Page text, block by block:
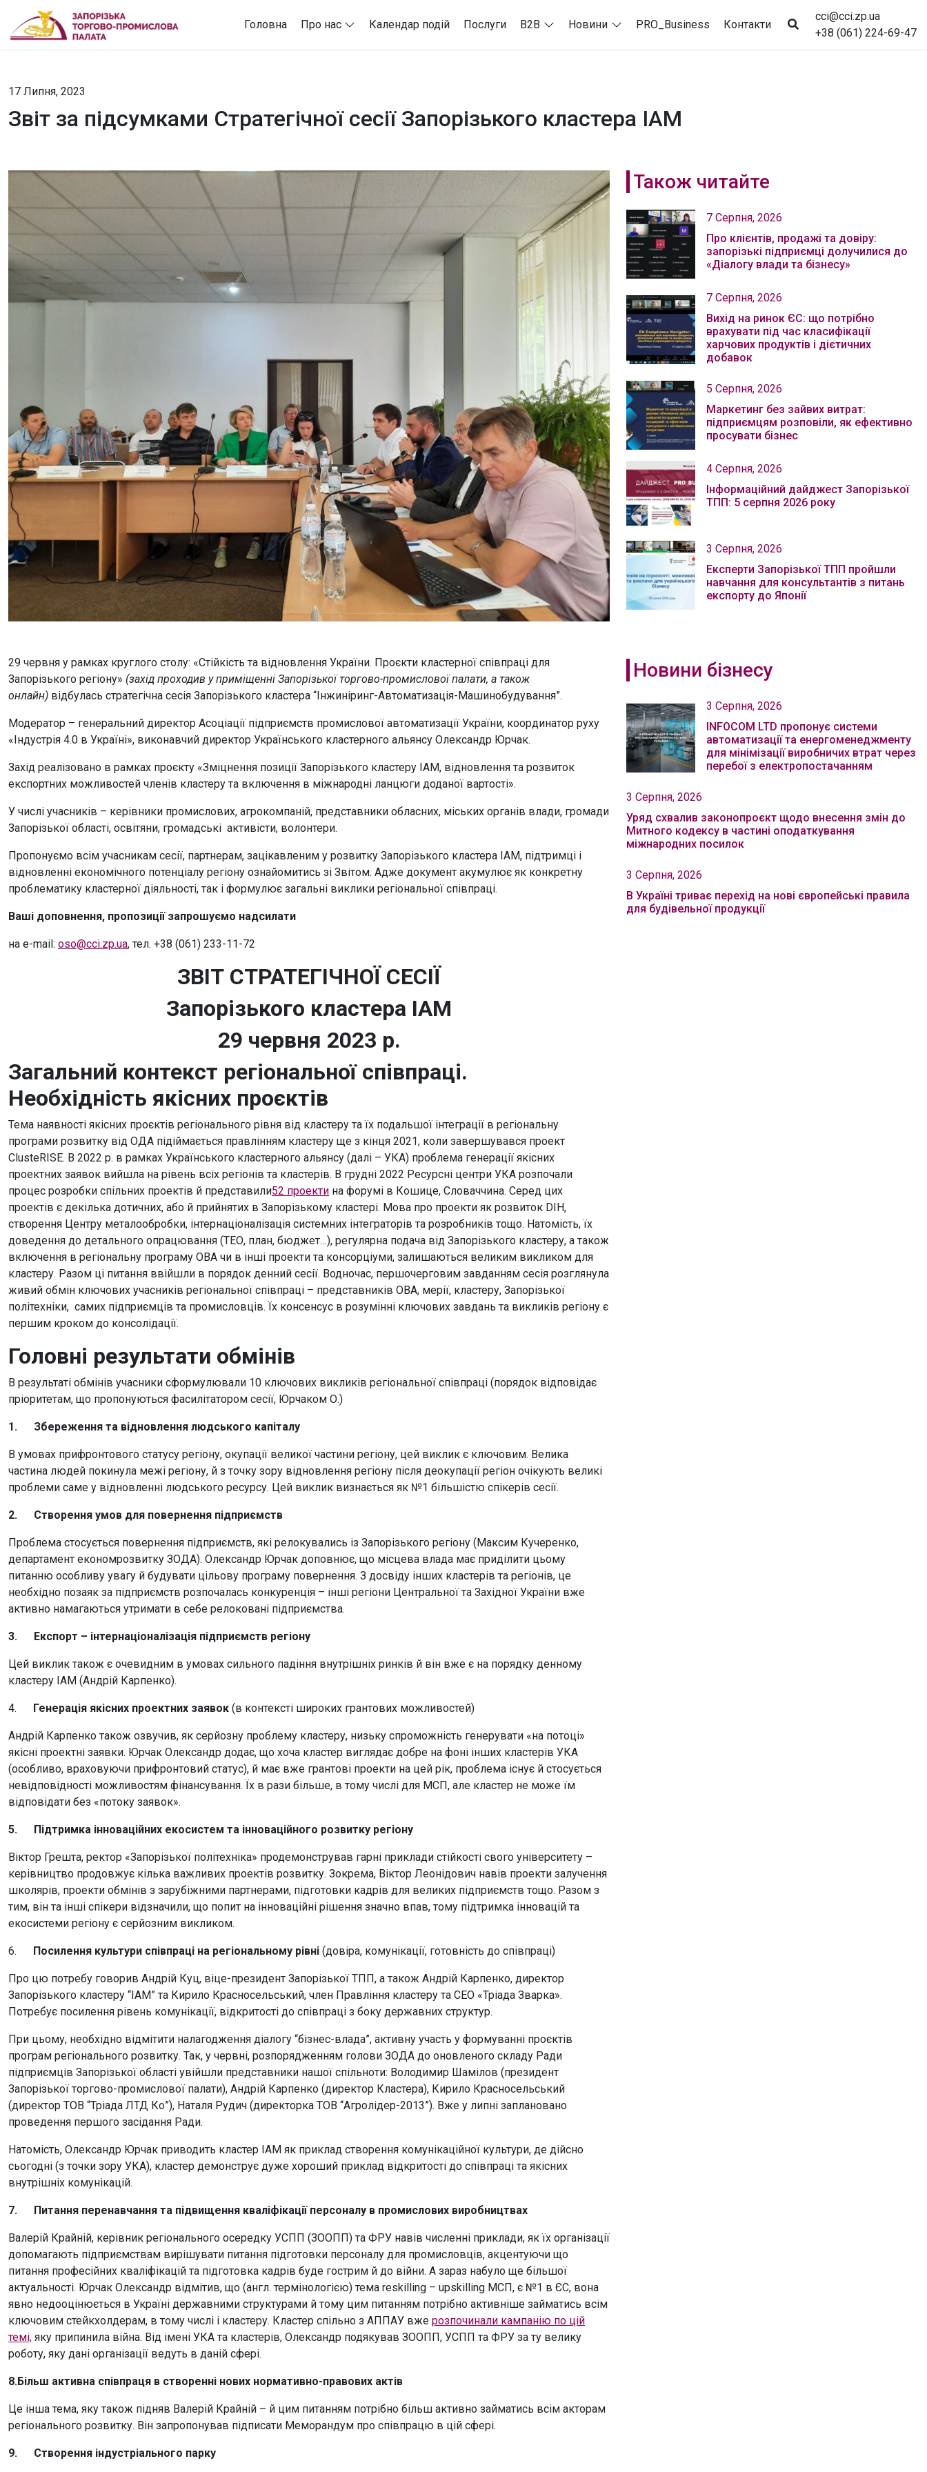
Головна Про нас Календар подій Послуги B2B Новини PRO_Business Контакти
cci@cci.zp.ua
+38 (061) 224-69-47
17 Липня, 2023
Звіт за підсумками Стратегічної сесії Запорізького кластера ІАМ
29 червня у рамках круглого столу: «Стійкість та відновлення України. Проєкти кластерної співпраці для
Запорізького регіону» (захід проходив у приміщенні Запорізької торгово-промислової палати, а також
онлайн) відбулась стратегічна сесія Запорізького кластера “Інжиніринг-Автоматизація-Машинобудування”.
Модератор – генеральний директор Асоціації підприємств промислової автоматизації України, координатор руху
«Індустрія 4.0 в Україні», виконавчий директор Українського кластерного альянсу Олександр Юрчак.
Захід реалізовано в рамках проєкту «Зміцнення позиції Запорізького кластеру ІАМ, відновлення та розвиток
експортних можливостей членів кластеру та включення в міжнародні ланцюги доданої вартості».
У числі учасників – керівники промислових, агрокомпаній, представники обласних, міських органів влади, громади
Запорізької області, освітяни, громадські активісти, волонтери.
Пропонуємо всім учасникам сесії, партнерам, зацікавленим у розвитку Запорізького кластера ІАМ, підтримці і
відновленні економічного потенціалу регіону ознайомитись зі Звітом. Адже документ акумулює як конкретну
проблематику кластерної діяльності, так і формулює загальні виклики регіональної співпраці.
Ваші доповнення, пропозиції запрошуємо надсилати
на e-mail: oso@cci.zp.ua, тел. +38 (061) 233-11-72
ЗВІТ СТРАТЕГІЧНОЇ СЕСІЇ
Запорізького кластера ІАМ
29 червня 2023 р.
Загальний контекст регіональної співпраці.
Необхідність якісних проєктів
Тема наявності якісних проєктів регіонального рівня від кластеру та їх подальшої інтеграції в регіональну
програми розвитку від ОДА підіймається правлінням кластеру ще з кінця 2021, коли завершувався проект
ClusteRISE. В 2022 р. в рамках Українського кластерного альянсу (далі – УКА) проблема генерації якісних
проектних заявок вийшла на рівень всіх регіонів та кластерів. В грудні 2022 Ресурсні центри УКА розпочали
процес розробки спільних проектів й представили52 проекти на форумі в Кошице, Словаччина. Серед цих
проектів є декілька дотичних, або й прийнятих в Запорізькому кластері. Мова про проекти як розвиток DIH,
створення Центру металообробки, інтернаціоналізація системних інтеграторів та розробників тощо. Натомість, їх
доведення до детального опрацювання (ТЕО, план, бюджет…), регулярна подача від Запорізького кластеру, а також
включення в регіональну програму ОВА чи в інші проекти та консорціуми, залишаються великим викликом для
кластеру. Разом ці питання ввійшли в порядок денний сесії. Водночас, першочерговим завданням сесія розглянула
живий обмін ключових учасників регіональної співпраці – представників ОВА, мерії, кластеру, Запорізької
політехніки, самих підприємців та промисловців. Їх консенсус в розумінні ключових завдань та викликів регіону є
першим кроком до консолідації.
Головні результати обмінів
В результаті обмінів учасники сформулювали 10 ключових викликів регіональної співпраці (порядок відповідає
пріоритетам, що пропонуються фасилітатором сесії, Юрчаком О.)
1. Збереження та відновлення людського капіталу
В умовах прифронтового статусу регіону, окупації великої частини регіону, цей виклик є ключовим. Велика
частина людей покинула межі регіону, й з точку зору відновлення регіону після деокупації регіон очікують великі
проблеми саме у відновленні людського ресурсу. Цей виклик визнається як №1 більшістю спікерів сесії.
2. Створення умов для повернення підприємств
Проблема стосується повернення підприємств, які релокувались із Запорізького регіону (Максим Кучеренко,
департамент економрозвитку ЗОДА). Олександр Юрчак доповнює, що місцева влада має приділити цьому
питанню особливу увагу й будувати цільову програму повернення. З досвіду інших кластерів та регіонів, це
необхідно позаяк за підприємств розпочалась конкуренція – інші регіони Центральної та Західної України вже
активно намагаються утримати в себе релоковані підприємства.
3. Експорт – інтернаціоналізація підприємств регіону
Цей виклик також є очевидним в умовах сильного падіння внутрішніх ринків й він вже є на порядку денному
кластеру ІАМ (Андрій Карпенко).
4. Генерація якісних проектних заявок (в контексті широких грантових можливостей)
Андрій Карпенко також озвучив, як серйозну проблему кластеру, низьку спроможність генерувати «на потоці»
якісні проектні заявки. Юрчак Олександр додає, що хоча кластер виглядає добре на фоні інших кластерів УКА
(особливо, враховуючи прифронтовий статус), й має вже грантові проекти на цей рік, проблема існує й стосується
невідповідності можливостям фінансування. Їх в рази більше, в тому числі для МСП, але кластер не може їм
відповідати без «потоку заявок».
5. Підтримка інноваційних екосистем та інноваційного розвитку регіону
Віктор Грешта, ректор «Запорізької політехніка» продемонстрував гарні приклади стійкості свого університету –
керівництво продовжує кілька важливих проектів розвитку. Зокрема, Віктор Леонідович навів проекти залучення
школярів, проекти обмінів з зарубіжними партнерами, підготовки кадрів для великих підприємств тощо. Разом з
тим, він та інші спікери відзначили, що попит на інноваційні рішення значно впав, тому підтримка інновацій та
екосистеми регіону є серйозним викликом.
6. Посилення культури співпраці на регіональному рівні (довіра, комунікації, готовність до співпраці)
Про цю потребу говорив Андрій Куц, віце-президент Запорізької ТПП, а також Андрій Карпенко, директор
Запорізького кластеру “ІАМ” та Кирило Красносельський, член Правління кластеру та СЕО «Тріада Зварка».
Потребує посилення рівень комунікації, відкритості до співпраці з боку державних структур.
При цьому, необхідно відмітити налагодження діалогу “бізнес-влада”, активну участь у формуванні проєктів
програм регіонального розвитку. Так, у червні, розпорядженням голови ЗОДА до оновленого складу Ради
підприємців Запорізької області увійшли представники нашої спільноти: Володимир Шамілов (президент
Запорізької торгово-промислової палати), Андрій Карпенко (директор Кластера), Кирило Красносельський
(директор ТОВ “Тріада ЛТД Ко”), Наталя Рудич (директорка ТОВ “Агролідер-2013”). Вже у липні заплановано
проведення першого засідання Ради.
Натомість, Олександр Юрчак приводить кластер ІАМ як приклад створення комунікаційної культури, де дійсно
сьогодні (з точки зору УКА), кластер демонструє дуже хороший приклад відкритості до співпраці та якісних
внутрішніх комунікацій.
7. Питання перенавчання та підвищення кваліфікації персоналу в промислових виробництвах
Валерій Крайній, керівник регіонального осередку УСПП (ЗООПП) та ФРУ навів численні приклади, як їх організації
допомагають підприємствам вирішувати питання підготовки персоналу для промисловців, акцентуючи що
питання професійних кваліфікацій та підготовка кадрів буде гострим й до війни. А зараз набуло ще більшої
актуальності. Юрчак Олександр відмітив, що (англ. термінологією) тема reskilling – upskilling МСП, є №1 в ЄС, вона
явно недооцінюється в Україні державними структурами й тому цим питанням потрібно активніше займатись всім
ключовим стейкхолдерам, в тому числі і кластеру. Кластер спільно з АППАУ вже розпочинали кампанію по цій
темі, яку припинила війна. Від імені УКА та кластерів, Олександр подякував ЗООПП, УСПП та ФРУ за ту велику
роботу, яку дані організації ведуть в даній сфері.
8.Більш активна співпраця в створенні нових нормативно-правових актів
Це інша тема, яку також підняв Валерій Крайній – й цим питанням потрібно більш активно займатись всім акторам
регіонального розвитку. Він запропонував підписати Меморандум про співпрацю в цій сфері.
9. Створення індустріального парку
Також читайте
7 Серпня, 2026
Про клієнтів, продажі та довіру:
запорізькі підприємці долучилися до
«Діалогу влади та бізнесу»
7 Серпня, 2026
Вихід на ринок ЄС: що потрібно
врахувати під час класифікації
харчових продуктів і дієтичних
добавок
5 Серпня, 2026
Маркетинг без зайвих витрат:
підприємцям розповіли, як ефективно
просувати бізнес
4 Серпня, 2026
Інформаційний дайджест Запорізької
ТПП: 5 серпня 2026 року
3 Серпня, 2026
Експерти Запорізької ТПП пройшли
навчання для консультантів з питань
експорту до Японії
Новини бізнесу
3 Серпня, 2026
INFOCOM LTD пропонує системи
автоматизації та енергоменеджменту
для мінімізації виробничих втрат через
перебої з електропостачанням
3 Серпня, 2026
Уряд схвалив законопроєкт щодо внесення змін до
Митного кодексу в частині оподаткування
міжнародних посилок
3 Серпня, 2026
В Україні триває перехід на нові європейські правила
для будівельної продукції